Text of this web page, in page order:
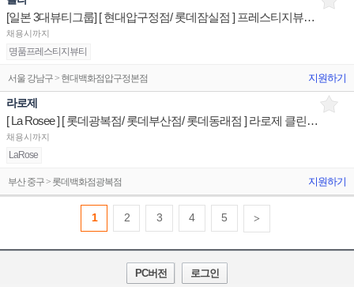
[일본 3대뷰티그룹] [ 현대압구정점/ 롯데잠실점 ] 프레스티지뷰티 상품/진열/지원 판매전문직원
채용시까지
명품프레스티지뷰티
서울 강남구 > 현대백화점압구정본점 지원하기
라로제
[ La Rosee ] [ 롯데광복점/ 롯데부산점/ 롯데동래점 ] 라로제 클린뷰티 상품/진열/지원 판매직원
채용시까지
LaRose
부산 중구 > 롯데백화점광복점 지원하기
1 2 3 4 5 >
PC버전 로그인